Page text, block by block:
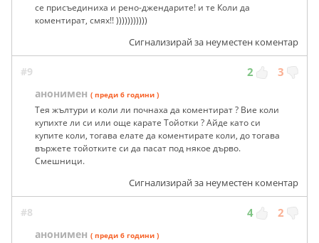
се присъединиха и рено-джендарите! и те Коли да
коментират, смях!! )))))))))))
Сигнализирай за неуместен коментар
#9 2 3
анонимен ( преди 6 години )
Тея жълтури и коли ли почнаха да коментират ? Вие коли
купихте ли си или още карате Тойотки ? Айде като си
купите коли, тогава елате да коментирате коли, до тогава
вържете тойотките си да пасат под някое дърво.
Смешници.
Сигнализирай за неуместен коментар
#8 4 2
анонимен ( преди 6 години )